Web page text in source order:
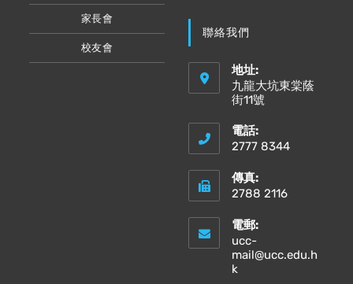
家長會
校友會
聯絡我們
地址:
九龍大坑東棠蔭
街11號
電話:
2777 8344
傳真:
2788 2116
電郵:
ucc-
mail@ucc.edu.h
k